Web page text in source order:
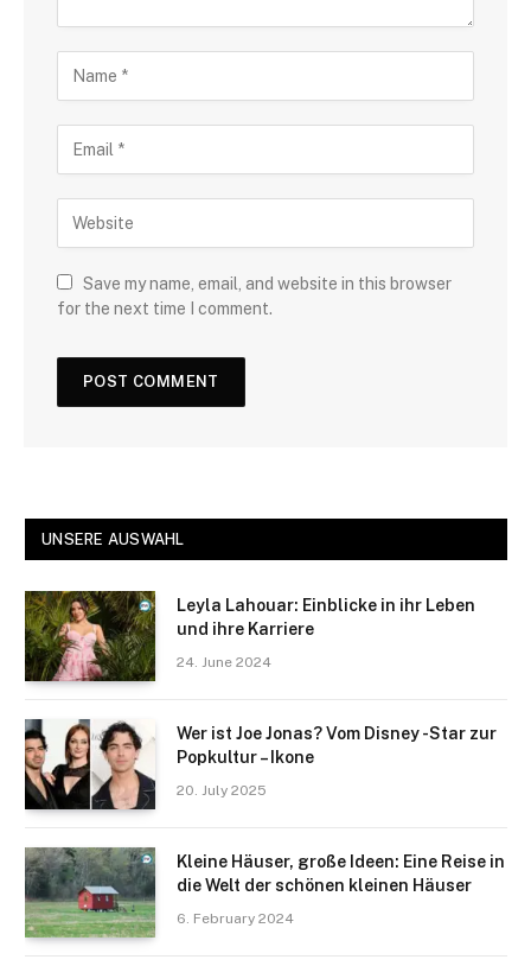
Save my name, email, and website in this browser
for the next time I comment.
UNSERE AUSWAHL
Leyla Lahouar: Einblicke in ihr Leben
und ihre Karriere
24. June 2024
Wer ist Joe Jonas? Vom Disney -Star zur
Popkultur – Ikone
20. July 2025
Kleine Häuser, große Ideen: Eine Reise in
die Welt der schönen kleinen Häuser
6. February 2024